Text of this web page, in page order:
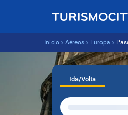
Inicio Aéreos Europa
Ida/Volta